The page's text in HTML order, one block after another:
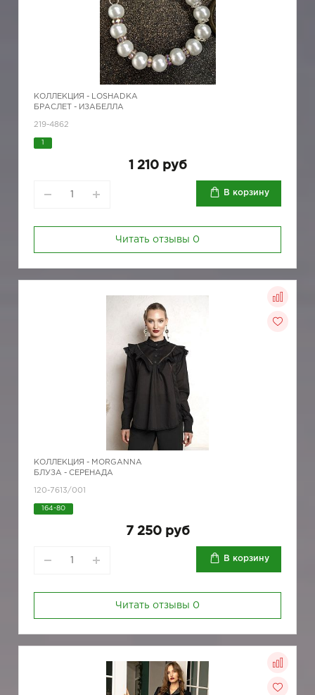
КОЛЛЕКЦИЯ - LOSHADKA
БРАСЛЕТ - ИЗАБЕЛЛА
219-4862
1 210 руб
В корзину
Читать отзывы 0
КОЛЛЕКЦИЯ - MORGANNA
БЛУЗА - СЕРЕНАДА
120-7613/001
164-80
7 250 руб
В корзину
Читать отзывы 0